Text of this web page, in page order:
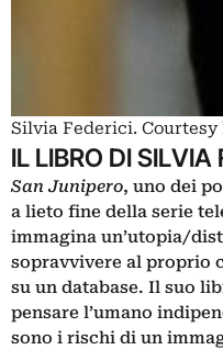
Silvia Federici. Courtesy
IL LIBRO DI SILVIA
San Junipero, uno dei
a lieto fine della serie
immagina un’utopia/
sopravvivere al proprio
su un database. Il suo
pensare l’umano
sono i rischi di un